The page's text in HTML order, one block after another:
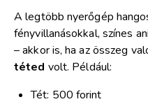
A legtöbb nyerőgép
fényvillanásokkal, színes
– akkor is, ha az összeg
téted volt. Például:
Tét: 500 forint